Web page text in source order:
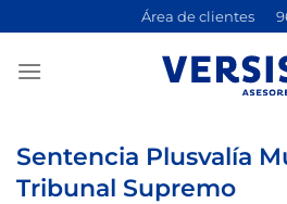
contenido
Área de clientes
Sentencia Plusvalía
Tribunal Supremo